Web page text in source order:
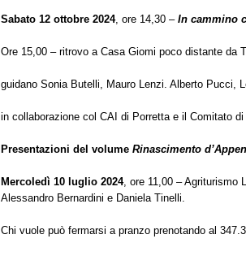
Sabato 12 ottobre 2024, ore 14,30 – In cammino
Ore 15,00 – ritrovo a Casa Giomi poco distante da
guidano Sonia Butelli, Mauro Lenzi. Alberto Pucci,
in collaborazione col CAI di Porretta e il Comitato
Presentazioni del volume Rinascimento
Mercoledì 10 luglio 2024, ore 11,00 – Agriturismo
Alessandro Bernardini e Daniela Tinelli.
Chi vuole può fermarsi a pranzo prenotando al